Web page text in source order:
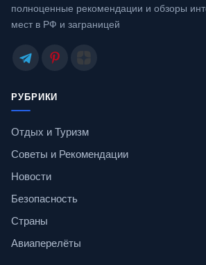
полноценные рекомендации и обзоры
мест в РФ и заграницей
РУБРИКИ
Отдых и Туризм
Советы и Рекомендации
Новости
Безопасность
Страны
Авиаперелёты